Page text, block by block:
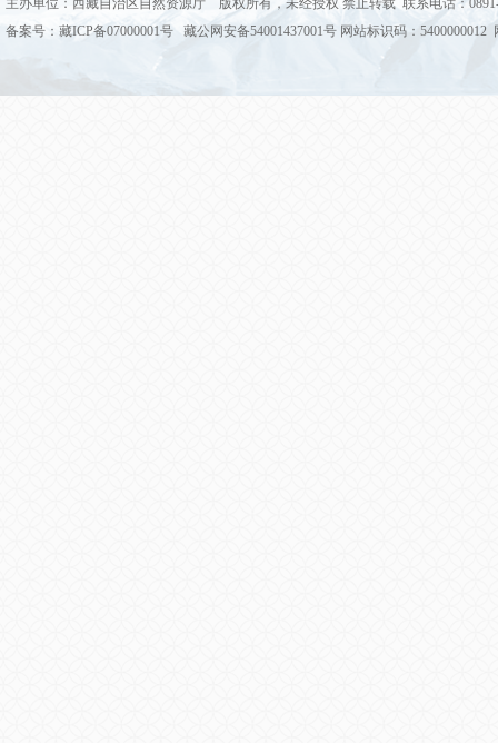
主办单位：西藏自治区自然资源厅 版权所有，未经授权 禁止转载 联系电话：
备案号：藏ICP备07000001号 藏公网安备54001437001号 网站标识码：5400000012